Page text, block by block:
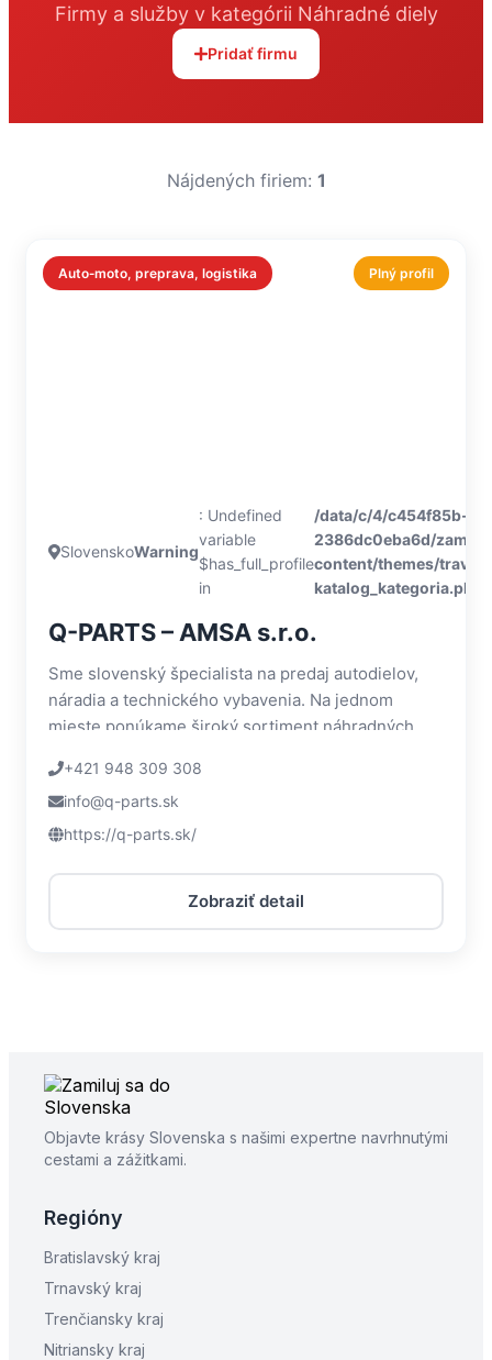
Firmy a služby v kategórii Náhradné diely
Pridať firmu
Nájdených firiem: 1
Plný profil
Auto‑moto, preprava, logistika
SlovenskoWarning
: Undefined
variable
$has_full_profile
in
/data/c/4/c454f85b-
2386dc0eba6d/
content/themes/
katalog_kategoria.php
Q-PARTS – AMSA s.r.o.
Sme slovenský špecialista na predaj autodielov,
náradia a technického vybavenia. Na jednom
mieste ponúkame široký sortiment náhradných
+421 948 309 308
info@q-parts.sk
https://q-parts.sk/
Zobraziť detail
Objavte krásy Slovenska s našimi expertne navrhnutými
cestami a zážitkami.
Regióny
Bratislavský kraj
Trnavský kraj
Trenčiansky kraj
Nitriansky kraj